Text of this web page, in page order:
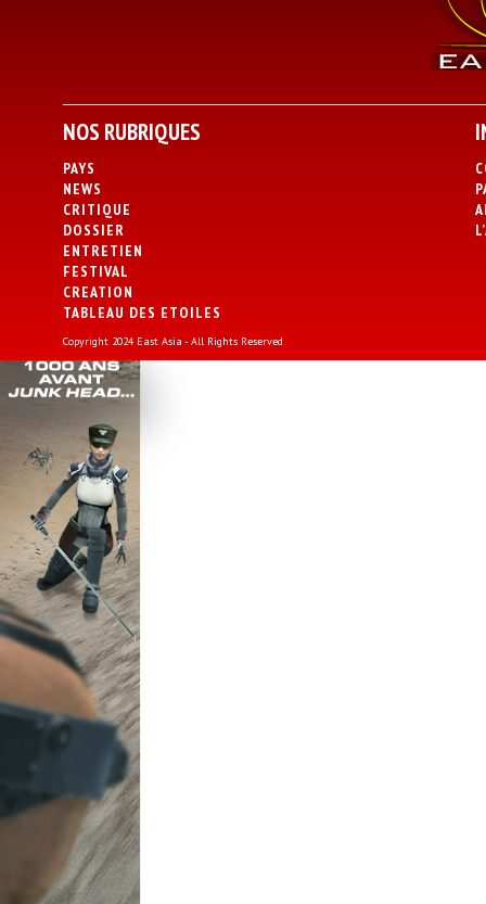
NOS RUBRIQUES
PAYS
NEWS
CRITIQUE
DOSSIER
ENTRETIEN
FESTIVAL
CREATION
TABLEAU DES ETOILES
Copyright 2024 East Asia - All Rights Reserved